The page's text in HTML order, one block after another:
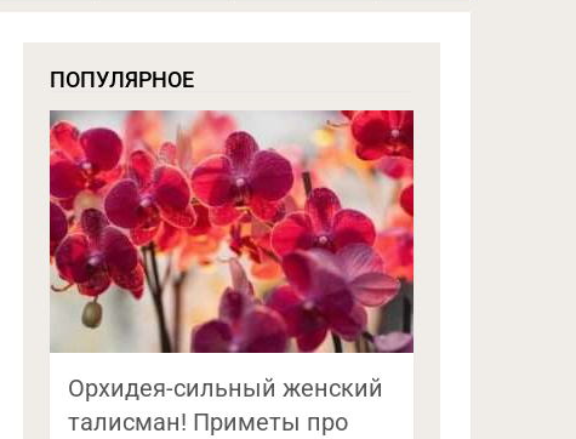
ПОПУЛЯРНОЕ
Орхидея-сильный женский
талисман! Приметы про